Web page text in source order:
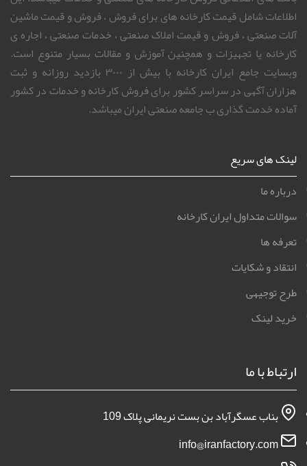
اطلاعات شامل قیمت کارخانه های برای فروش ، فروش و قیمت ماشین
آلات صنعتی ، فروش و قیمت املاک صنعتی ، خدمات صنعتی ، اجاره ی
کارخانه یا تجهیزات و همچنین آموزش و مقالات بسیار متنوع است.
وبسایت جامع ایران کارخانه با بیش از ۳۰۰۰ بازدید روزانه و ثبت
هزاران آگهی در سراسر کشور برای فروش کارخانه و خدمات در کشور
آماده خدمت گذاری ب جامعه صنعتی ایران میباشد.
لینک های سریع
درباره ما
سوالات متداول ایران کارخانه
تعرفه ها
انتقاد و شکایات
طرح توجیهی
خرید لینک
ارتباط با ما
بناب عسگرآباد بن بست نریمانی پلاک 109